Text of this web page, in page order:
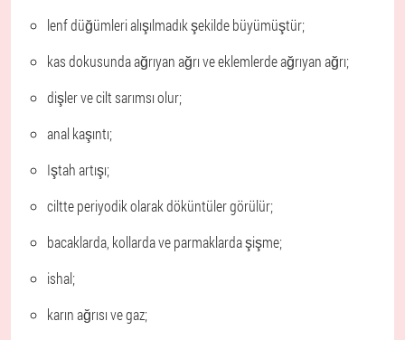
lenf düğümleri alışılmadık şekilde büyümüştür;
kas dokusunda ağrıyan ağrı ve eklemlerde ağrıyan ağrı;
dişler ve cilt sarımsı olur;
anal kaşıntı;
Iştah artışı;
ciltte periyodik olarak döküntüler görülür;
bacaklarda, kollarda ve parmaklarda şişme;
ishal;
karın ağrısı ve gaz;